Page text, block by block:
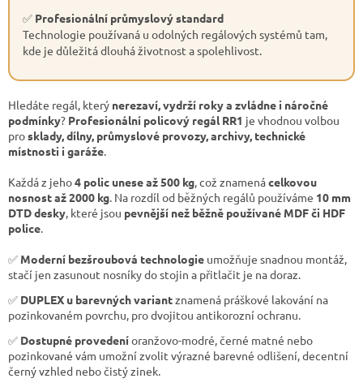
✅ Profesionální průmyslový standard
Technologie používaná u odolných regálových systémů tam,
kde je důležitá dlouhá životnost a spolehlivost.
Hledáte regál, který nerezaví, vydrží roky a zvládne i náročné
podmínky? Profesionální policový regál RR1 je vhodnou volbou
prosklady, dílny, průmyslové provozy, archivy, technické
místnosti i garáže.
Každá z jeho4 polic unese až 500 kg, což znamenácelkovou
nosnost až 2000 kg. Na rozdíl od běžných regálů používáme 10 mm
DTD desky, které jsou pevnější než běžně používané MDF či HDF
police.
✅ Moderní bezšroubová technologie umožňuje snadnou montáž,
stačí jen zasunout nosníky do stojin a přitlačit je na doraz.
✅ DUPLEX u barevných variantznamená práškové lakování na
pozinkovaném povrchu, pro dvojitou antikorozní ochranu.
✅ Dostupné provedeníoranžovo-modré, černé matné nebo
pozinkované vám umožní zvolit výrazné barevné odlišení, decentní
černý vzhled nebo čistý zinek.